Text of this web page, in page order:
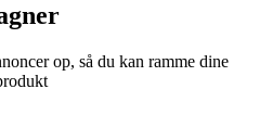
op, så du kan ramme dine